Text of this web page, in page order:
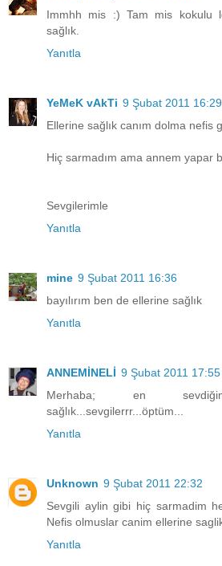
Immhh mis :) Tam mis kokulu
sağlık.
Yanıtla
YeMeK vAkTi 9 Şubat 2011 16:29
Ellerine sağlık canım dolma nefis
Hiç sarmadım ama annem yapar
Sevgilerimle
Yanıtla
mine 9 Şubat 2011 16:36
bayılırım ben de ellerine sağlık
Yanıtla
ANNEMİNELİ 9 Şubat 2011 17:55
Merhaba; en sevdiğim
sağlık...sevgilerrr...öptüm...
Yanıtla
Unknown 9 Şubat 2011 22:32
Sevgili aylin gibi hiç sarmadim
Nefis olmuslar canim ellerine
Yanıtla